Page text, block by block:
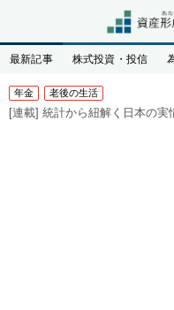
最新記事 株式投資・投信
年金 老後の生活
[連載] 統計から紐解く日本の実